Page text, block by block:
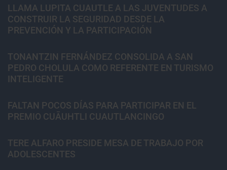
LLAMA LUPITA CUAUTLE A LAS JUVENTUDES A
CONSTRUIR LA SEGURIDAD DESDE LA
PREVENCIÓN Y LA PARTICIPACIÓN
TONANTZIN FERNÁNDEZ CONSOLIDA A SAN
PEDRO CHOLULA COMO REFERENTE EN TURISMO
INTELIGENTE
FALTAN POCOS DÍAS PARA PARTICIPAR EN EL
PREMIO CUĀUHTLI CUAUTLANCINGO
TERE ALFARO PRESIDE MESA DE TRABAJO POR
ADOLESCENTES